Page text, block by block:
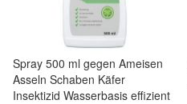
Spray 500 ml gegen Ameisen
Asseln Schaben Käfer
Insektizid Wasserbasis effizient